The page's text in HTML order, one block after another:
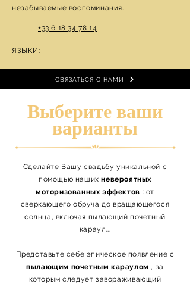
незабываемые воспоминания.
+33 6 18 34 78 14
ЯЗЫКИ:
СВЯЗАТЬСЯ С НАМИ
Выберите ваши
варианты
Сделайте Вашу свадьбу уникальной с
помощью нашихневероятных
моторизованных эффектов : от
сверкающего обруча до вращающегося
солнца, включая пылающий почетный
караул...
Представьте себе эпическое появление с
пылающим почетным караулом , за
которым следует завораживающий